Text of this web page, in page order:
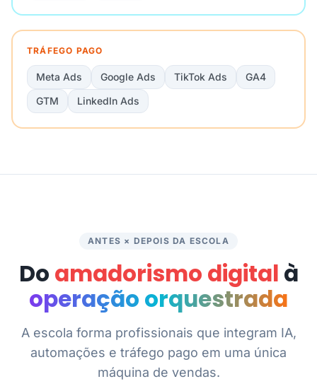
TRÁFEGO PAGO
Meta Ads Google Ads TikTok Ads
GA4
GTM
LinkedIn Ads
ANTES × DEPOIS DA ESCOLA
Do amadorismo digital à
operação orquestrada
A escola forma profissionais que integram IA,
automações e tráfego pago em uma única
máquina de vendas.